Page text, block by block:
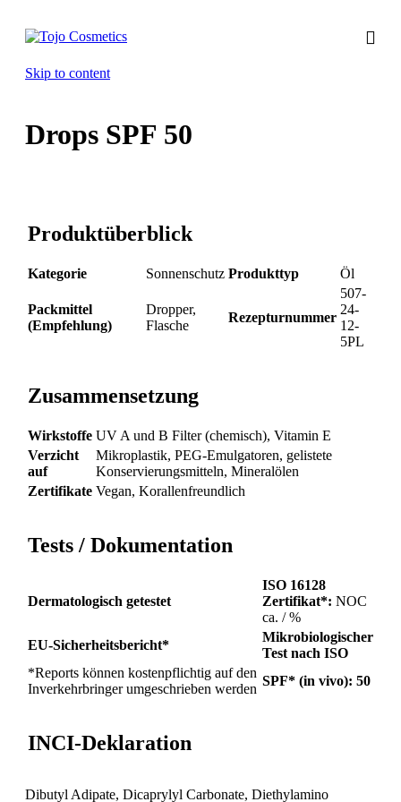
Skip to content
Drops SPF 50
Produktüberblick
Kategorie Sonnenschutz Produkttyp Öl
Packmittel
(Empfehlung)
Dropper,
Flasche
Rezepturnummer
507-
24-
12-
5PL
Zusammensetzung
Wirkstoffe UV A und B Filter (chemisch), Vitamin E
Verzicht
auf
Mikroplastik, PEG-Emulgatoren, gelistete
Konservierungsmitteln, Mineralölen
Zertifikate Vegan, Korallenfreundlich
Tests / Dokumentation
Dermatologisch getestet
ISO 16128
Zertifikat*: NOC
ca. / %
EU-Sicherheitsbericht*
Mikrobiologischer
Test nach ISO
*Reports können kostenpflichtig auf den
Inverkehrbringer umgeschrieben werden
SPF* (in vivo): 50
INCI-Deklaration
Dibutyl Adipate, Dicaprylyl Carbonate, Diethylamino